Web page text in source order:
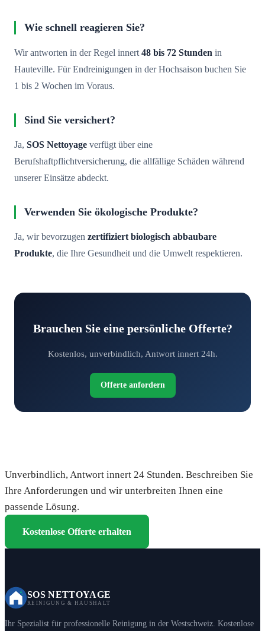
Wie schnell reagieren Sie?
Wir antworten in der Regel innert 48 bis 72 Stunden in
Hauteville. Für Endreinigungen in der Hochsaison buchen Sie
1 bis 2 Wochen im Voraus.
Sind Sie versichert?
Ja, SOS Nettoyage verfügt über eine
Berufshaftpflichtversicherung, die allfällige Schäden während
unserer Einsätze abdeckt.
Verwenden Sie ökologische Produkte?
Ja, wir bevorzugen zertifiziert biologisch abbaubare
Produkte, die Ihre Gesundheit und die Umwelt respektieren.
Brauchen Sie eine persönliche Offerte?
Kostenlos, unverbindlich, Antwort innert 24h.
Offerte anfordern
Unverbindlich, Antwort innert 24 Stunden. Beschreiben Sie
Ihre Anforderungen und wir unterbreiten Ihnen eine
passende Lösung.
Kostenlose Offerte erhalten
SOS NETTOYAGE
REINIGUNG & HAUSHALT
Ihr Spezialist für professionelle Reinigung in der Westschweiz. Kostenlose